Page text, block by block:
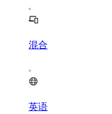
混合
英语